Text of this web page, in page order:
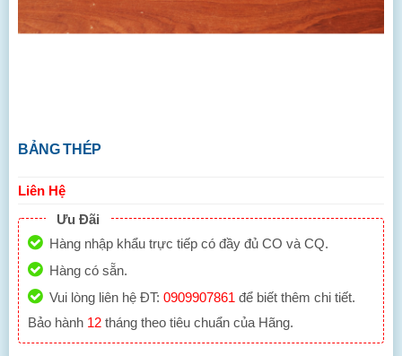
BẢNG THÉP
Liên Hệ
Ưu Đãi
Hàng nhập khẩu trực tiếp có đầy đủ CO và CQ.
Hàng có sẵn.
Vui lòng liên hệ ĐT: 0909907861 để biết thêm chi tiết.
Bảo hành 12 tháng theo tiêu chuẩn của Hãng.